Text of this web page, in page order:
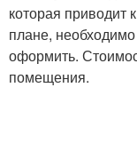
которая приводит
плане,
оформить.
помещения.